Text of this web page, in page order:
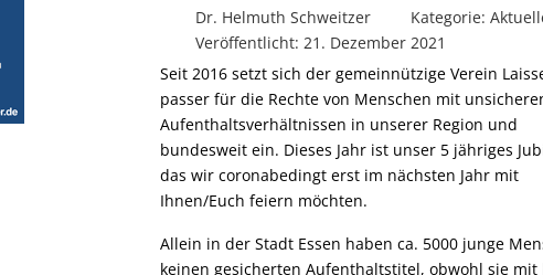
Dr. Helmuth Schweitzer Kategorie:
Veröffentlicht: 21. Dezember 2021
Seit 2016 setzt sich der gemeinnützige Verein
passer für die Rechte von Menschen mit
Aufenthaltsverhältnissen in unserer Region und
bundesweit ein. Dieses Jahr ist unser 5 jähriges
das wir coronabedingt erst im nächsten Jahr mit
Ihnen/Euch feiern möchten.
Allein in der Stadt Essen haben ca. 5000 junge
keinen gesicherten Aufenthaltstitel, obwohl sie mit